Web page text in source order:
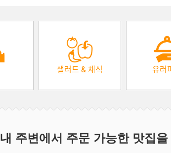
샐러드 & 채식 유러
내 주변에서 주문 가능한 맛집